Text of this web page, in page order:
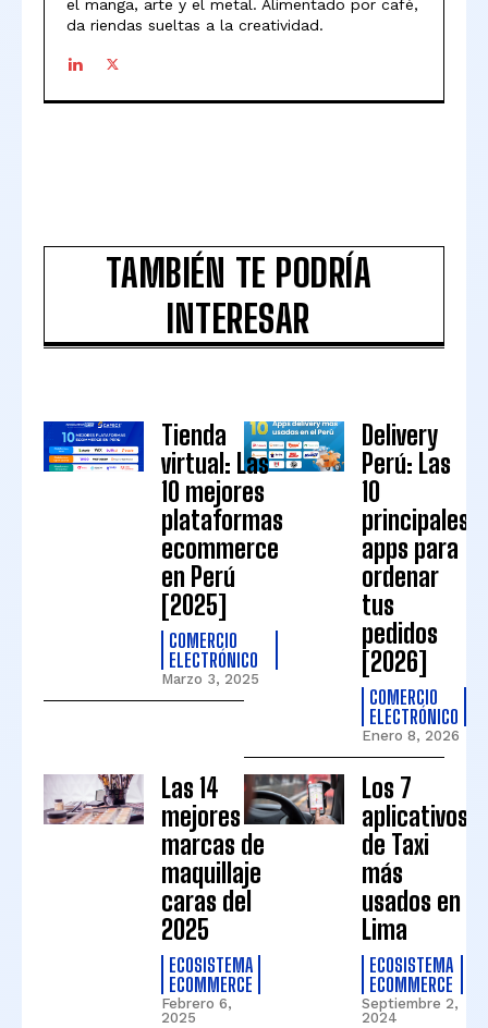
el manga, arte y el metal. Alimentado por café,
da riendas sueltas a la creatividad.
TAMBIÉN TE PODRÍA
INTERESAR
Tienda
virtual: Las
10 mejores
plataformas
ecommerce
en Perú
[2025]
COMERCIO
ELECTRÓNICO
Marzo 3, 2025
Delivery
Perú: Las
10
principales
apps para
ordenar
tus
pedidos
[2026]
COMERCIO
ELECTRÓNICO
Enero 8, 2026
Las 14
mejores
marcas de
maquillaje
caras del
2025
ECOSISTEMA
ECOMMERCE
Febrero 6,
2025
Los 7
aplicativos
de Taxi
más
usados en
Lima
ECOSISTEMA
ECOMMERCE
Septiembre 2,
2024